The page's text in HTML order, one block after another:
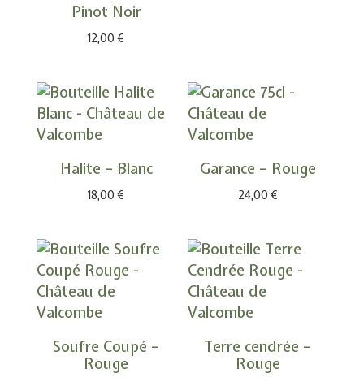
Pinot Noir
12,00€
Halite – Blanc
18,00€
Garance – Rouge
24,00€
Soufre Coupé –
Rouge
Terre cendrée –
Rouge